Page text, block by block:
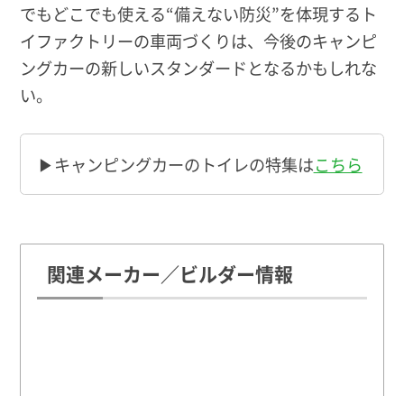
でもどこでも使える“備えない防災”を体現するト
イファクトリーの車両づくりは、今後のキャンピ
ングカーの新しいスタンダードとなるかもしれな
い。
▶キャンピングカーのトイレの特集はこちら
関連メーカー／ビルダー情報